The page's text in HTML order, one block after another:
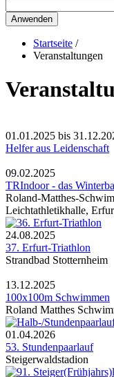
Startseite /
Veranstaltungen
01.01.2025 bis
Helfer aus Leidenschaft
09.02.2025
TRIndoor - das
Roland-Matthes-
Leichtathletikhalle,
24.08.2025
37. Erfurt-Triathlon
Strandbad Stotternheim
13.12.2025
100x100m Schwimmen
Roland Matthes
01.04.2026
53. Stundenpaarlauf
Steigerwaldstadion